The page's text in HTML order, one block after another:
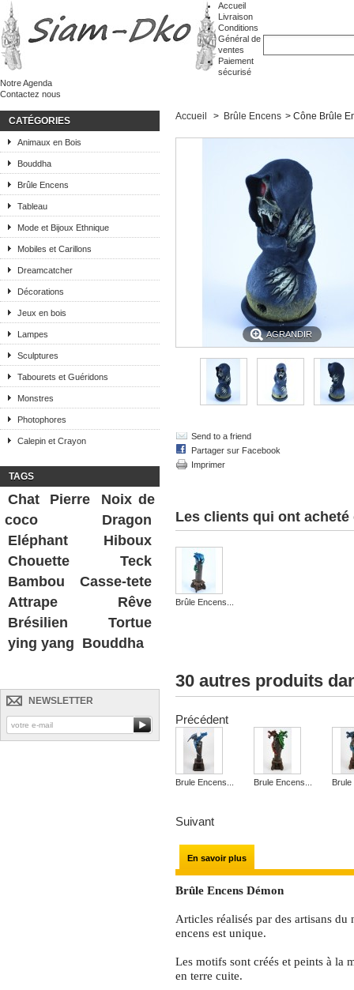
Accueil
Livraison
Conditions
Général de
ventes
Paiement
sécurisé
Notre Agenda
Contactez nous
CATÉGORIES
Animaux en Bois
Bouddha
Brûle Encens
Tableau
Mode et Bijoux Ethnique
Mobiles et Carillons
Dreamcatcher
Décorations
Jeux en bois
Lampes
Sculptures
Tabourets et Guéridons
Monstres
Photophores
Calepin et Crayon
TAGS
Chat Pierre
Noix de
coco
Dragon
Eléphant
Hiboux
Chouette
Teck
Bambou
Casse-tete
Attrape Rêve
Brésilien
Tortue
ying yang Bouddha
NEWSLETTER
Accueil > Brûle Encens > Cône Brûle
AGRANDIR
Send to a friend
Partager sur Facebook
Imprimer
Les clients qui ont
Brûle Encens...
30 autres produits
Précédent
Brule Encens... Brule Encens...
Suivant
En savoir plus
Brûle Encens Démon
Articles réalisés par des artisans
encens est unique.
Les motifs sont créés et peints à la
en terre cuite.